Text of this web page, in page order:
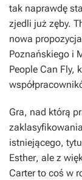
tak naprawdę
zjedli już zęby.
nowa
Poznańskiego i
People Can Fly,
Gra, nad którą
istniejącego,
Esther, ale z
Carterto coś w